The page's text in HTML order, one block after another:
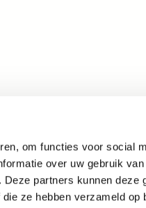
om functies voor social
over uw gebruik van
partners kunnen deze
ze hebben verzameld op